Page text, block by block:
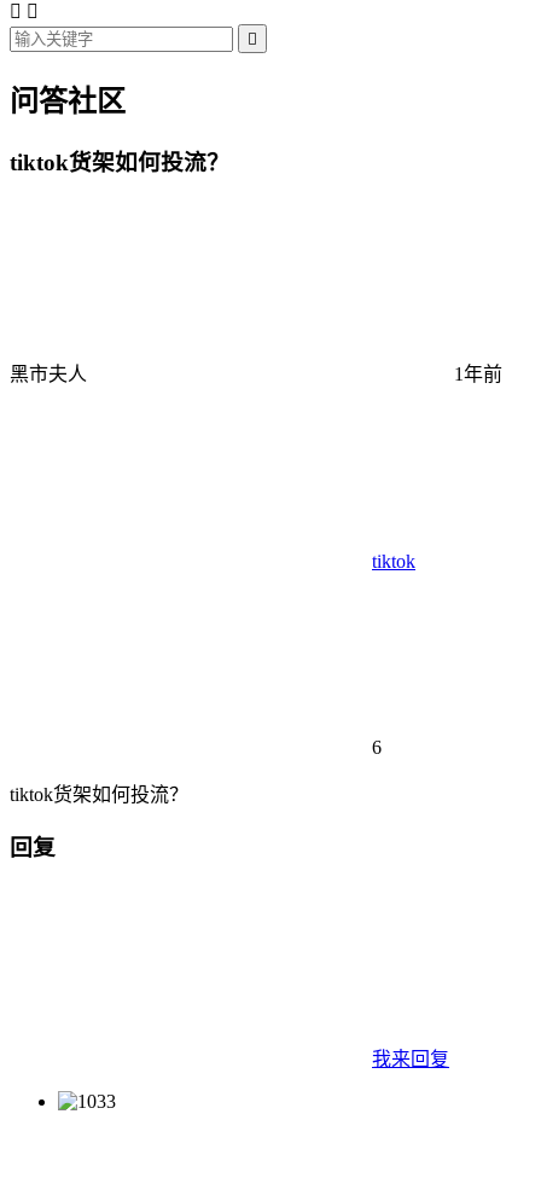
 

问答社区
tiktok货架如何投流？
黑市夫人 1年前
tiktok
6
tiktok货架如何投流？
回复
我来回复